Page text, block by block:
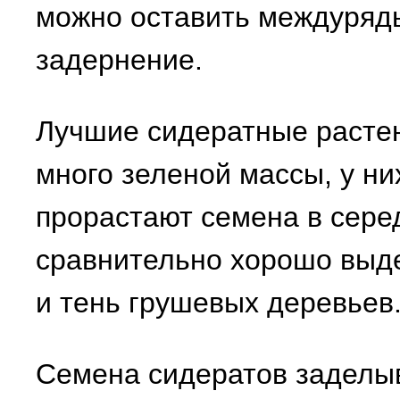
можно оставить
задернение.
Лучшие сидератные
много зеленой массы, у
прорастают семена в
сравнительно хорошо
и тень грушевых
Семена сидератов